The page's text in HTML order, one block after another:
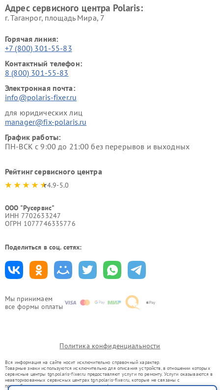
Мы принимаем
все формы оплаты
Адрес сервисного центра Polaris:
г. Таганрог, площадь Мира, 7
Горячая линия:
+7 (800) 301-55-83
Контактный телефон:
8 (800) 301-55-83
Электронная почта:
info@polaris-fixer.ru
для юридических лиц
manager@fix-polaris.ru
График работы:
ПН-ВСК с 9:00 до 21:00 без перерывов и выходных
Рейтинг сервисного центра
4.9-5.0
ООО "Русервис"
ИНН 7702633247
ОГРН 1077746335776
Поделиться в соц. сетях:
Политика конфиденциальности
Вся информация на сайте носит исключительно справочный характер.
Товарные знаки используются исключительно для описания устройств, в отношении которых
сервисные центры tgn.polaris-fixer.ru предоставляют услуги по ремонту. Услуги оказываются в
неавторизованных сервисных центрах tgn.polaris-fixer.ru, которые не связаны с
правообладателями товарных знаков или их официальными представителями.